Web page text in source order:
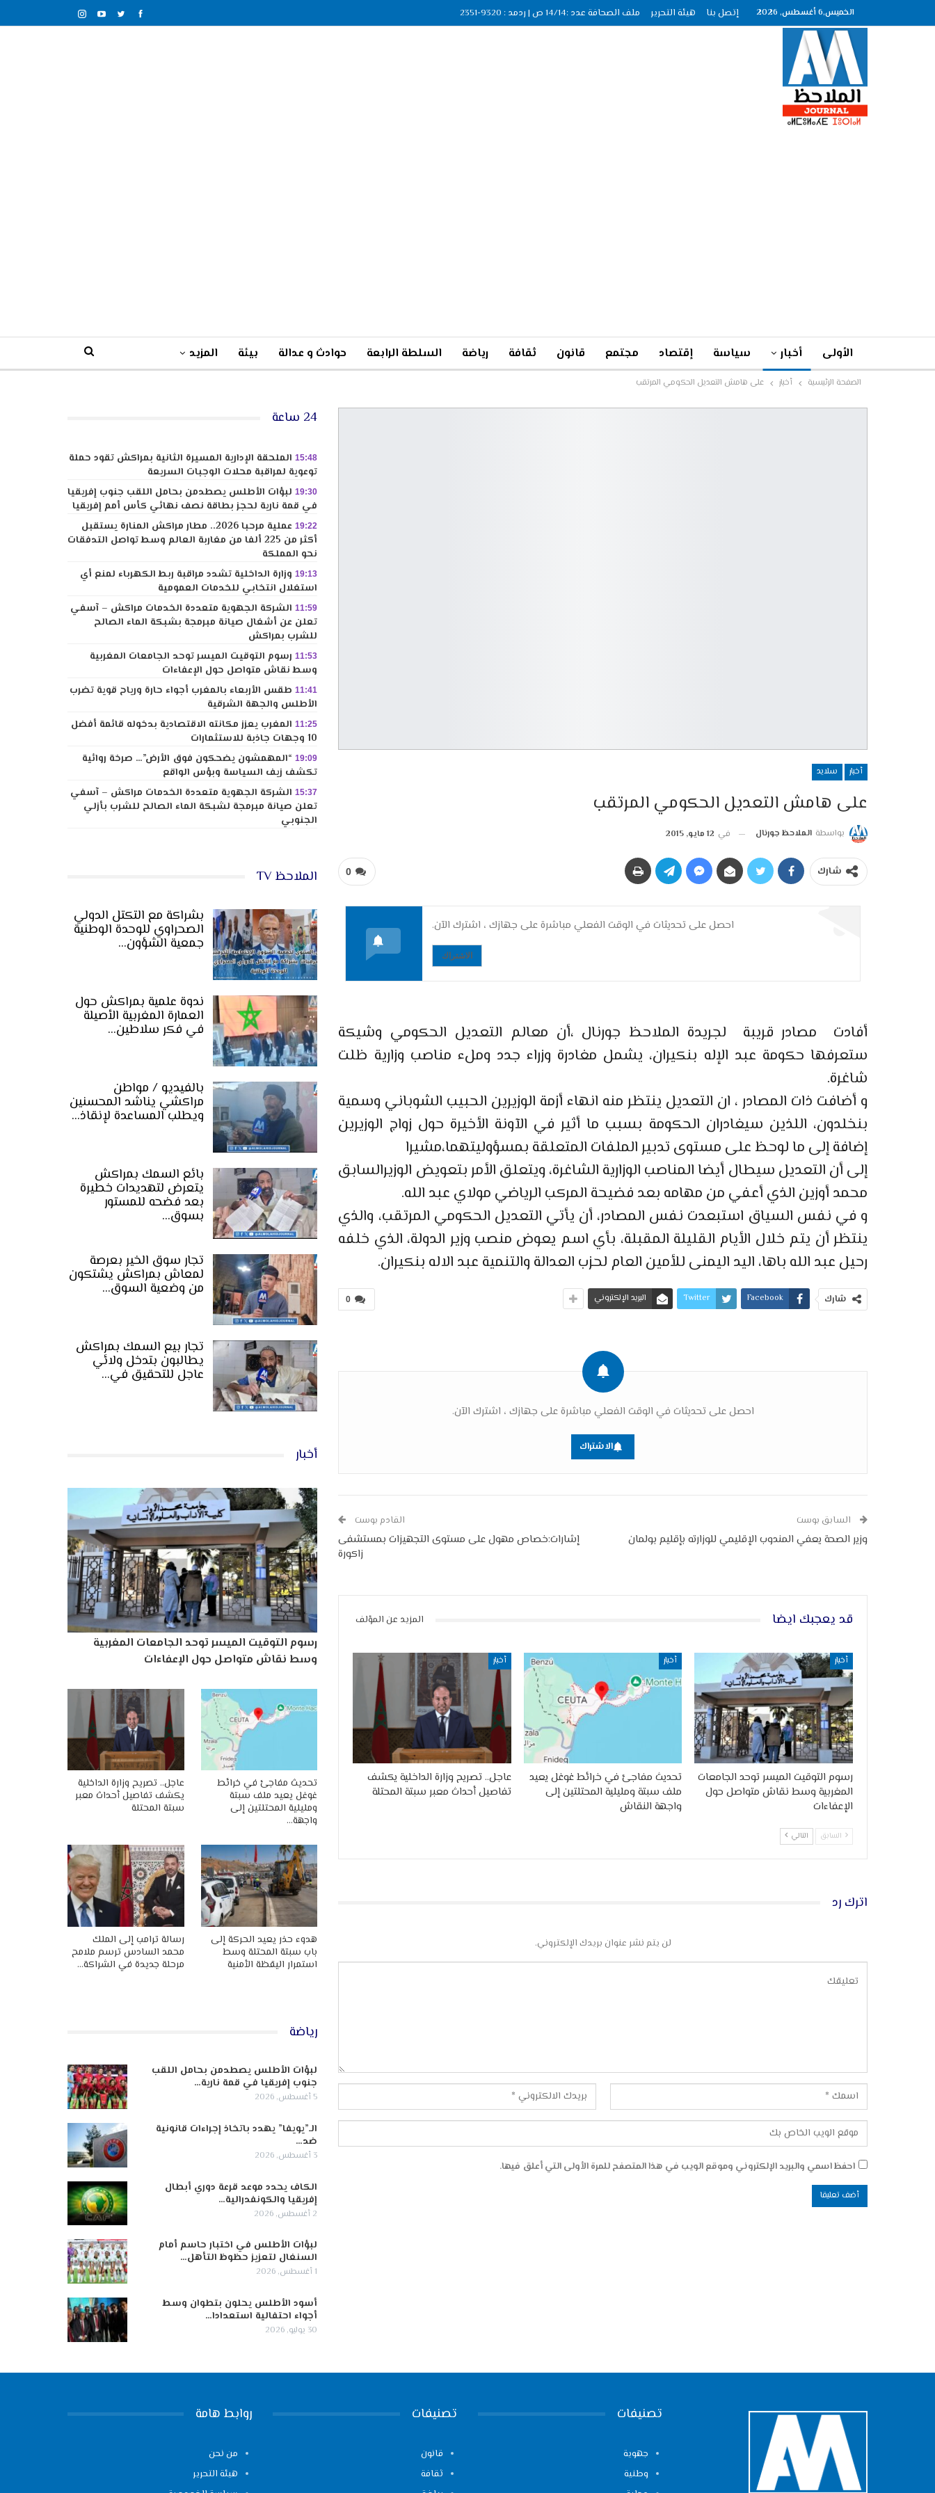
الخميس,6 أغسطس, 2026 إتصل بنا هيئة التحرير ملف الصحافة عدد :14/14 ص | ردمد : 9320-2351
الأولى أخبار سياسة إقتصاد مجتمع قانون ثقافة رياضة السلطة الرابعة حوادث و عدالة بيئة المزيد
الصفحة الرئيسية أخبار على هامش التعديل الحكومي المرتقب
أخبار سلايد
على هامش التعديل الحكومي المرتقب
بواسطة الملاحظ جورنال في 12 مايو, 2015
0 شارك
احصل على تحديثات في الوقت الفعلي مباشرة على جهازك ، اشترك الآن.
الاشتراك
أفادت مصادر قريبة لجريدة الملاحظ جورنال ،أن معالم التعديل الحكومي وشيكة
ستعرفها حكومة عبد الإله بنكيران، يشمل مغادرة وزراء جدد وملء مناصب وزارية ظلت
شاغرة.
و أضافت ذات المصادر ، ان التعديل ينتظر منه انهاء أزمة الوزيرين الحبيب الشوباني وسمية
بنخلدون، اللذين سيغادران الحكومة بسبب ما أثير في الآونة الأخيرة حول زواج الوزيرين
إضافة إلى ما لوحظ على مستوى تدبير الملفات المتعلقة بمسؤوليتهما،مشيرا
إلى أن التعديل سيطال أيضا المناصب الوزارية الشاغرة، ويتعلق الأمر بتعويض الوزيرالسابق
محمد أوزين الذي أعفي من مهامه بعد فضيحة المركب الرياضي مولاي عبد الله.
و في نفس السياق استبعدت نفس المصادر، أن يأتي التعديل الحكومي المرتقب، والذي
ينتظر أن يتم خلال الأيام القليلة المقبلة، بأي اسم يعوض منصب وزير الدولة، الذي خلفه
رحيل عبد الله باها، اليد اليمنى للأمين العام لحزب العدالة والتنمية عبد الاله بنكيران.
0 شارك Facebook
Twitter البريد الإلكتروني
احصل على تحديثات في الوقت الفعلي مباشرة على جهازك ، اشترك الآن.
الاشتراك
السابق بوست
وزير الصحة يعفي المندوب الإقليمي للوزارته بإقليم بولمان
القادم بوست
إشارات:خصاص مهول على مستوى التجهيزات بمستشفى
زاكورة
قد يعجبك ايضا المزيد عن المؤلف
أخبار
رسوم التوقيت الميسر توحد الجامعات
المغربية وسط نقاش متواصل حول
الإعفاءات
أخبار
تحديث مفاجئ في خرائط غوغل يعيد
ملف سبتة ومليلية المحتلتين إلى
واجهة النقاش
أخبار
عاجل.. تصريح وزارة الداخلية يكشف
تفاصيل أحداث معبر سبتة المحتلة
السابق التالي
اترك رد
لن يتم نشر عنوان بريدك الإلكتروني.
احفظ اسمي والبريد الإلكتروني وموقع الويب في هذا المتصفح للمرة الأولى التي أعلق فيها.
24 ساعة
15:48 الملحقة الإدارية المسيرة الثانية بمراكش تقود حملة
توعوية لمراقبة محلات الوجبات السريعة
19:30 لبؤات الأطلس يصطدمن بحامل اللقب جنوب إفريقيا
في قمة نارية لحجز بطاقة نصف نهائي كأس أمم إفريقيا
19:22
عملية مرحبا 2026.. مطار مراكش المنارة يستقبل
أكثر من 225 ألفا من مغاربة العالم وسط تواصل التدفقات
نحو المملكة
19:13 وزارة الداخلية تشدد مراقبة ربط الكهرباء لمنع أي
استغلال انتخابي للخدمات العمومية
11:59 الشركة الجهوية متعددة الخدمات مراكش – آسفي
تعلن عن أشغال صيانة مبرمجة بشبكة الماء الصالح
للشرب بمراكش
11:53 رسوم التوقيت الميسر توحد الجامعات المغربية
وسط نقاش متواصل حول الإعفاءات
11:41 طقس الأربعاء بالمغرب أجواء حارة ورياح قوية تضرب
الأطلس والجهة الشرقية
11:25 المغرب يعزز مكانته الاقتصادية بدخوله قائمة أفضل
10 وجهات جاذبة للاستثمارات
19:09 “المهمشون يضحكون فوق الأرض”… صرخة روائية
تكشف زيف السياسة وبؤس الواقع
15:37 الشركة الجهوية متعددة الخدمات مراكش – آسفي
تعلن صيانة مبرمجة لشبكة الماء الصالح للشرب بأزلي
الجنوبي
الملاحظ TV
بشراكة مع التكتل الدولي
الصحراوي للوحدة الوطنية
جمعية الشؤون…
ندوة علمية بمراكش حول
العمارة المغربية الأصيلة
في فكر سلاطين…
بالفيديو / مواطن
مراكشي يناشد المحسنين
ويطلب المساعدة لإنقاذ…
بائع السمك بمراكش
يتعرض لتهديدات خطيرة
بعد فضحه للمستور
بسوق…
تجار سوق الخير بعرصة
لمعاش بمراكش يشتكون
من وضعية السوق…
تجار بيع السمك بمراكش
يطالبون بتدخل ولائي
عاجل للتحقيق في…
أخبار
رسوم التوقيت الميسر توحد الجامعات المغربية
وسط نقاش متواصل حول الإعفاءات
تحديث مفاجئ في خرائط
غوغل يعيد ملف سبتة
ومليلية المحتلتين إلى
واجهة…
عاجل.. تصريح وزارة الداخلية
يكشف تفاصيل أحداث معبر
سبتة المحتلة
هدوء حذر يعيد الحركة إلى
باب سبتة المحتلة وسط
استمرار اليقظة الأمنية
رسالة ترامب إلى الملك
محمد السادس ترسم ملامح
مرحلة جديدة في الشراكة…
رياضة
لبؤات الأطلس يصطدمن بحامل اللقب
جنوب إفريقيا في قمة نارية…
5 أغسطس, 2026
الـ”يويفا” يهدد باتخاذ إجراءات قانونية
ضد…
3 أغسطس, 2026
الكاف يحدد موعد قرعة دوري أبطال
إفريقيا والكونفدرالية…
2 أغسطس, 2026
لبؤات الأطلس في اختبار حاسم أمام
السنغال لتعزيز حظوظ التأهل…
1 أغسطس, 2026
أسود الأطلس يحلون بتطوان وسط
أجواء احتفالية استعدادا…
30 يوليو, 2026
تصنيفات
جهوية
وطنية
تصنيفات
قانون
ثقافة
روابط هامة
من نحن
هيئة التحرير